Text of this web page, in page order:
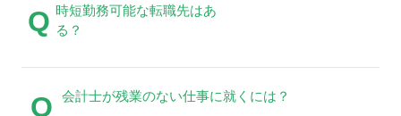
Q 時短勤務可能な転職先はあ
る？
Q 会計士が残業のない仕事に就くには？